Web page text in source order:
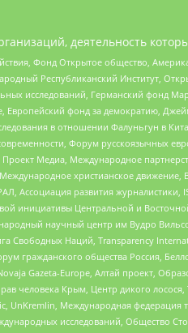
деятельность
Фонд Открытое общество,
Республиканский Институт,
исследований, Германский фонд
Европейский фонд за демократию,
в отношении Фалуньгун в
Форум русскоязычных
Медиа, Международное
христианское движение,
развития
инициативы Центральной и
научный центр им Вудро
Свободных Наций, Transparеncy
гражданского общества Россия,
Gazeta-Europe, Алтай проект,
человека Крым, Центр дикого
UnKremlin, Международная
исследований, Общество